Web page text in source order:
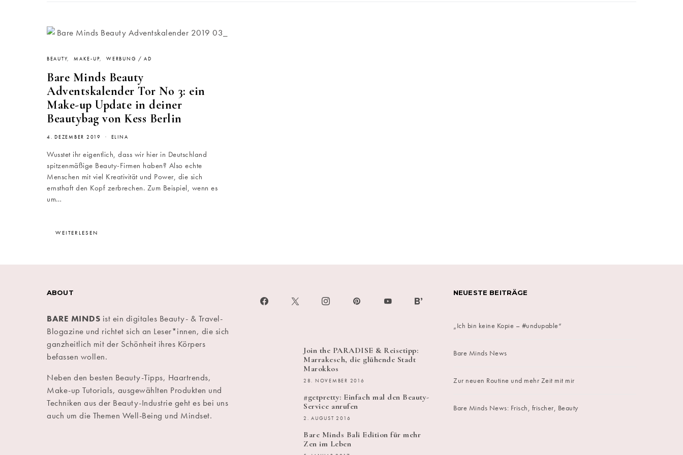
BEAUTY MAKE-UP WERBUNG / AD
Bare Minds Beauty
Adventskalender Tor No 3: ein
Make-up Update in deiner
Beautybag von Kess Berlin
4. DEZEMBER 2019 ELINA
Wusstet ihr eigentlich, dass wir hier in Deutschland
spitzenmäßige Beauty-Firmen haben? Also echte
Menschen mit viel Kreativität und Power, die sich
ernsthaft den Kopf zerbrechen. Zum Beispiel, wenn es
um…
WEITERLESEN
ABOUT
BARE MINDS ist ein digitales Beauty- & Travel-
Blogazine und richtet sich an Leser*innen, die sich
ganzheitlich mit der Schönheit ihres Körpers
befassen wollen.
Neben den besten Beauty-Tipps, Haartrends,
Make-up Tutorials, ausgewählten Produkten und
Techniken aus der Beauty-Industrie geht es bei uns
auch um die Themen Well-Being und Mindset.
Join the PARADISE & Reisetipp:
Marrakesch, die glühende Stadt
Marokkos
28. NOVEMBER 2016
#getpretty: Einfach mal den Beauty-
Service anrufen
2. AUGUST 2016
Bare Minds Bali Edition für mehr
Zen im Leben
NEUESTE BEITRÄGE
„Ich bin keine Kopie – #undupable“
Bare Minds News
Zur neuen Routine und mehr Zeit mit mir
Bare Minds News: Frisch, frischer, Beauty